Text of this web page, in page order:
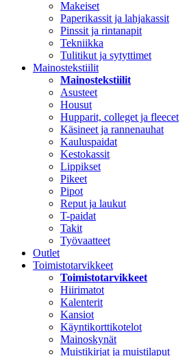
Makeiset
Paperikassit ja lahjakassit
Pinssit ja rintanapit
Tekniikka
Tulitikut ja sytyttimet
Mainostekstiilit
Mainostekstiilit
Asusteet
Housut
Hupparit, colleget ja fleecet
Käsineet ja rannenauhat
Kauluspaidat
Kestokassit
Lippikset
Pikeet
Pipot
Reput ja laukut
T-paidat
Takit
Työvaatteet
Outlet
Toimistotarvikkeet
Toimistotarvikkeet
Hiirimatot
Kalenterit
Kansiot
Käyntikorttikotelot
Mainoskynät
Muistikirjat ja muistilaput